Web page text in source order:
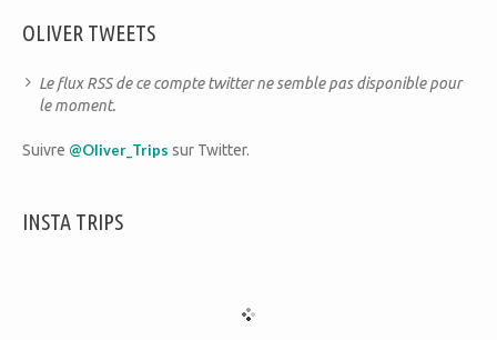
OLIVER TWEETS
Le flux RSS de ce compte twitter ne semble pas disponible pour
le moment.
Suivre @Oliver_Trips sur Twitter.
INSTA TRIPS